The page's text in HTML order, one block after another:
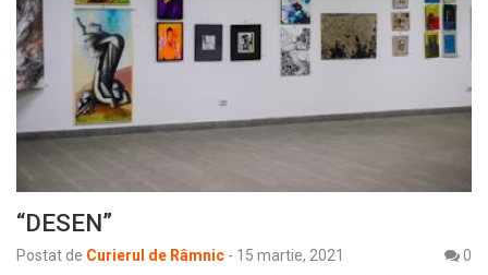
“DESEN”
Postat de Curierul de Râmnic - 15 martie, 2021
0